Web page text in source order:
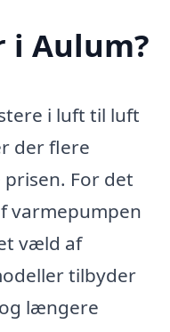
i Aulum?
i luft til luft
der flere
For det
varmepumpen
væld af
tilbyder
længere